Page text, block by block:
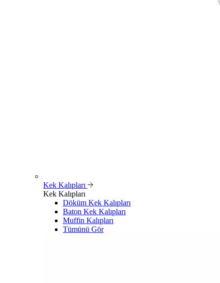
Kek Kalıpları
Kek Kalıpları
Döküm Kek Kalıpları
Baton Kek Kalıpları
Muffin Kalıpları
Tümünü Gör